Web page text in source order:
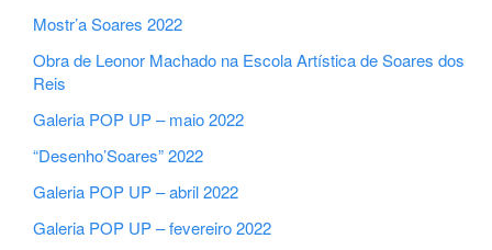
Mostr’a Soares 2022
Obra de Leonor Machado na Escola Artística de Soares dos
Reis
Galeria POP UP – maio 2022
“Desenho’Soares” 2022
Galeria POP UP – abril 2022
Galeria POP UP – fevereiro 2022